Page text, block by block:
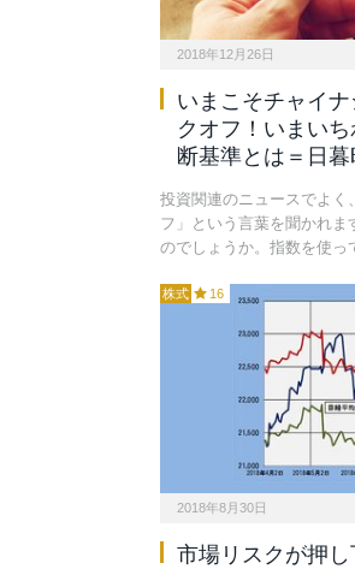
2018年12月26日
いまこそチャイ
クオフ！いまい
断基準とは＝日暮
投資関連のニュースでよく
フ」という言葉を聞かれま
のでしょうか。指数を使っ
株式 16
2018年8月30日
市場リスクが押